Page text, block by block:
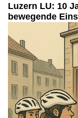
Luzern LU: 10
bewegende